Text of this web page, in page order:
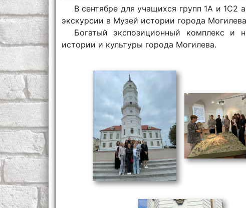
В сентябре для учащихся групп 1А и 1С2
экскурсии в Музей истории города
Богатый экспозиционный комплекс и
истории и культуры города Могилева.